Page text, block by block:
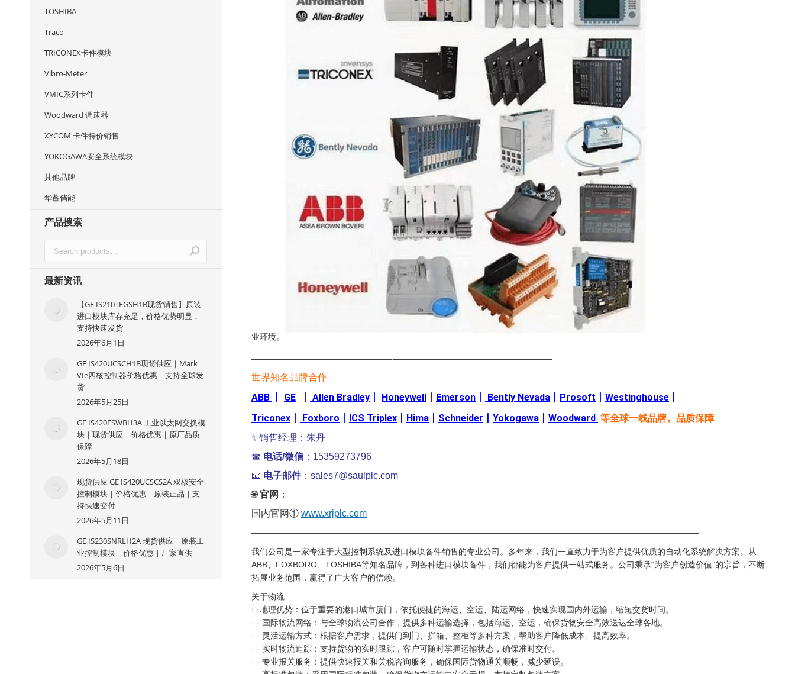
业环境。
—————————————————-———————————————————
世界知名品牌合作
ABB GE Allen Bradley Honeywell Emerson Bently Nevada Prosoft Westinghouse
Triconex
Foxboro ICS Triplex Hima Schneider Yokogawa Woodward 等全球一线品牌。品质保障
✨销售经理：朱丹
☎ 电话/微信：15359273796
📧 电子邮件：sales7@saulplc.com
🌐官网 ：
国内官网① www.xrjplc.com
——————————————————————————————————————————————————————
我们公司是一家专注于大型控制系统及进口模块备件销售的专业公司。多年来，我们一直致力于为客户提供优质的自动化系统解决方案。从
ABB、FOXBORO、TOSHIBA等知名品牌，到各种进口模块备件，我们都能为客户提供一站式服务。公司秉承“为客户创造价值”的宗旨，不断
拓展业务范围，赢得了广大客户的信赖。
关于物流
· ·地理优势：位于重要的港口城市厦门，依托便捷的海运、空运、陆运网络，快速实现国内外运输，缩短交货时间。
· · 国际物流网络：与全球物流公司合作，提供多种运输选择，包括海运、空运，确保货物安全高效送达全球各地。
· · 灵活运输方式：根据客户需求，提供门到门、拼箱、整柜等多种方案，帮助客户降低成本、提高效率。
· · 实时物流追踪：支持货物的实时跟踪，客户可随时掌握运输状态，确保准时交付。
· · 专业报关服务：提供快速报关和关税咨询服务，确保国际货物通关顺畅，减少延误。
TOSHIBA
Traco
TRICONEX卡件模块
Vibro-Meter
VMIC系列卡件
Woodward 调速器
XYCOM 卡件特价销售
YOKOGAWA安全系统模块
其他品牌
华蓄储能
产品搜索
最新资讯
【GE IS210TEGSH1B现货销售】原装
进口模块库存充足，价格优势明显，
支持快速发货
2026年6月1日
GE IS420UCSCH1B现货供应｜Mark
VIe四核控制器价格优惠，支持全球发
货
2026年5月25日
GE IS420ESWBH3A 工业以太网交换模
块｜现货供应｜价格优惠｜原厂品质
保障
2026年5月18日
现货供应 GE IS420UCSCS2A 双核安全
控制模块｜价格优惠｜原装正品｜支
持快速交付
2026年5月11日
GE IS230SNRLH2A 现货供应｜原装工
业控制模块｜价格优惠｜厂家直供
2026年5月6日